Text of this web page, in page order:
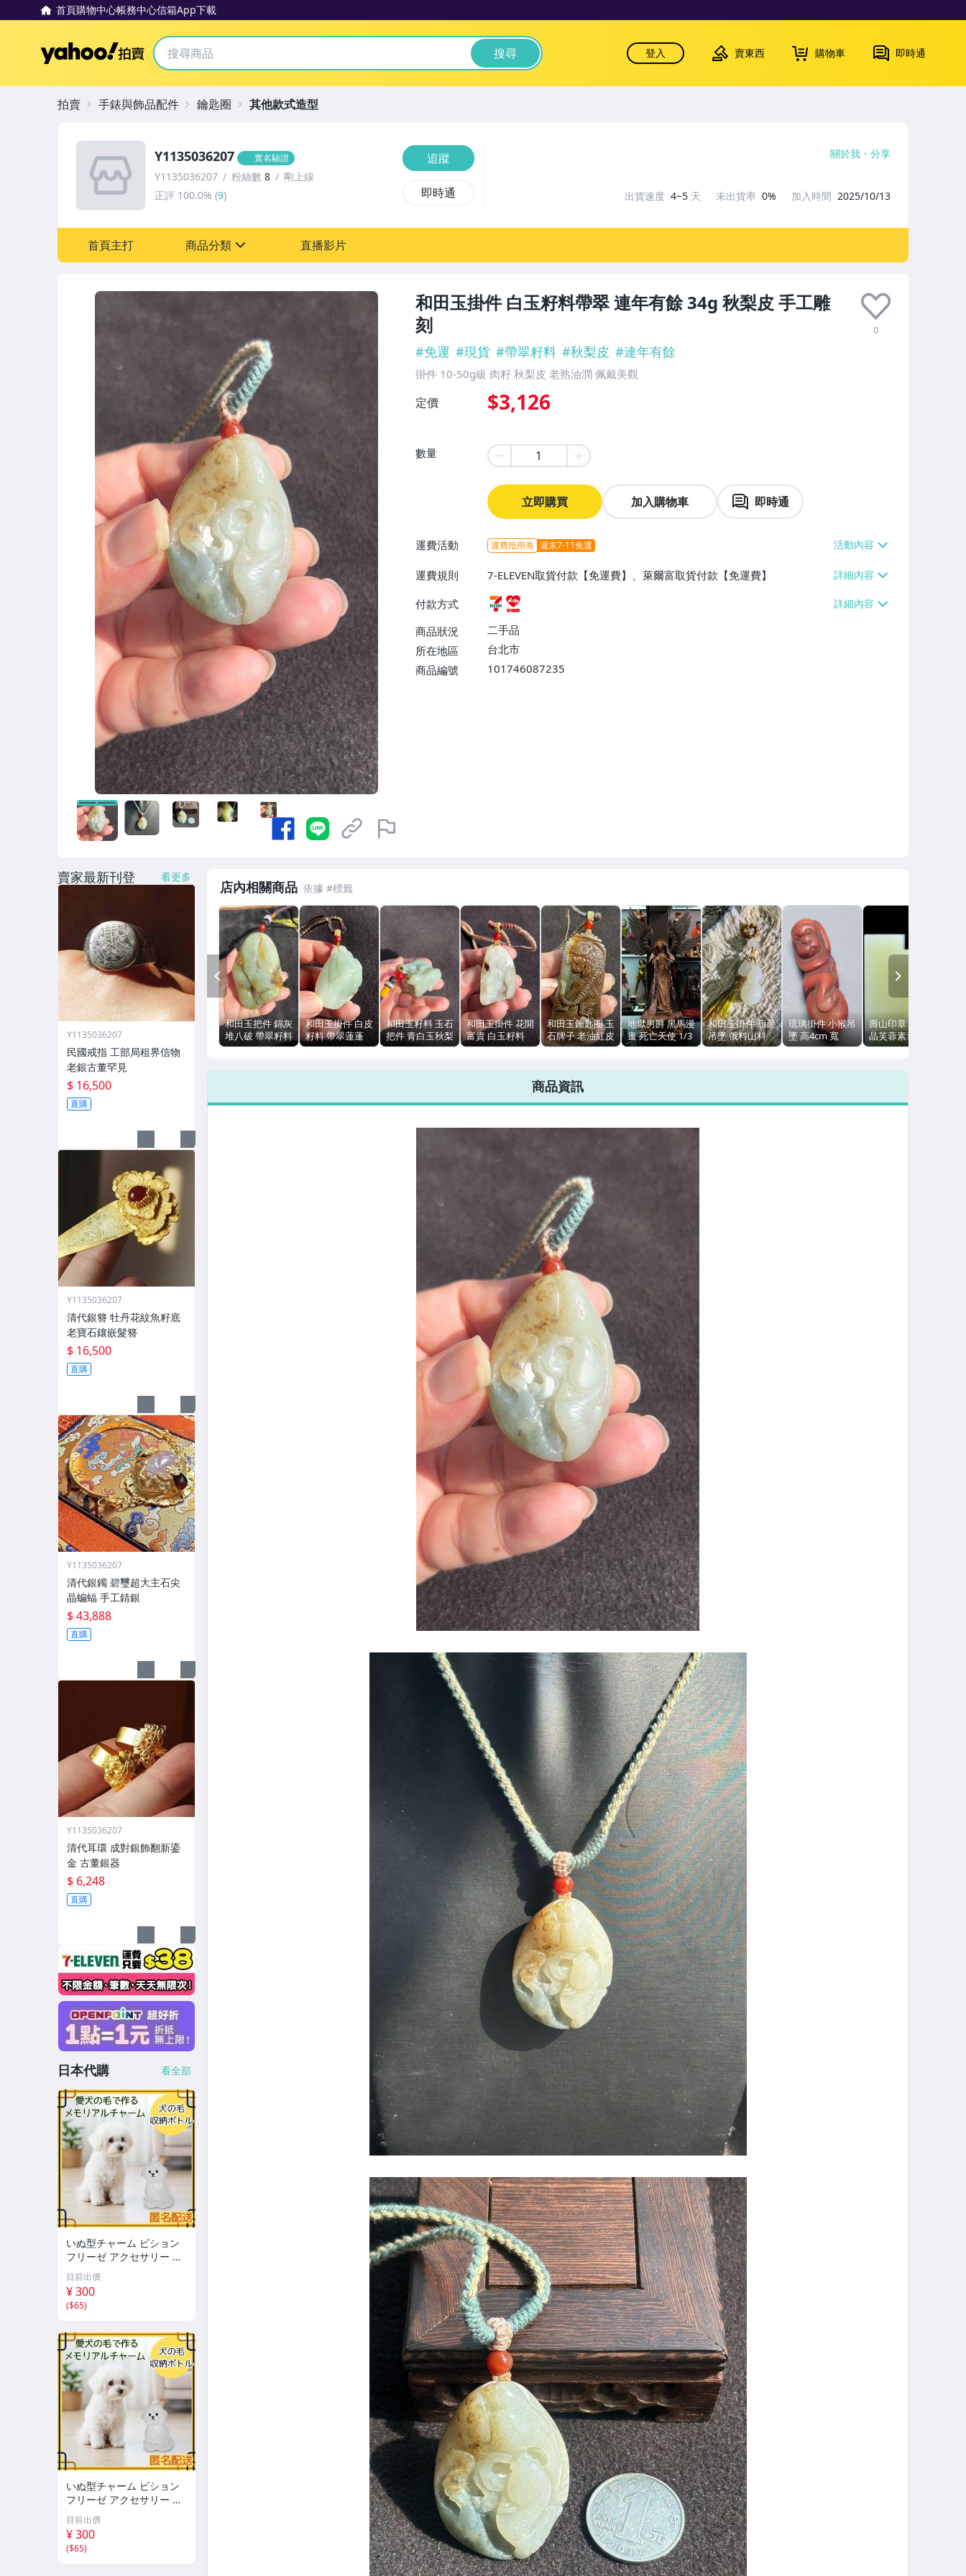
首頁購物中心帳務中心信箱App下載
Yahoo拍賣 搜尋 登入 賣東西 購物車 即時通
和田玉掛件 白玉籽料帶翠 連年有餘 34g 秋梨皮 手工雕
刻
0
#免運 #現貨 #帶翠籽料 #秋梨皮 #連年有餘
掛件 10-50g級 肉籽 秋梨皮 老熟油潤 佩戴美觀
定價 $3,126
數量
立即購買 加入購物車 即時通
運費活動 運費抵用券 週末7-11免運
運費規則
7-ELEVEN取貨付款【免運費】、萊爾富取貨付款【免運費】
付款方式
商品狀況
二手品
所在地區
台北市
商品編號
101746087235
Y1135036207 實名驗證
Y1135036207 粉絲數 8
剛上線
正評 100.0% (9)
追蹤
即時通
關於我 分享
出貨速度 4~5 天 未出貨率 0% 加入時間 2025/10/13
首頁主打 商品分類
古董、藝術與礦石
玩具、模型與公仔
偶像、球員卡與郵幣
女裝與服飾配件
男性精品與服飾
手錶與飾品配件
女包精品與女鞋
相機、攝影與周邊
運動、戶外與休閒
直播影片
拍賣 手錶與飾品配件 鑰匙圈 其他款式造型
店內相關商品
和田玉把件 錦灰
堆八破 帶翠籽料
300g 手工雕刻
和田玉掛件 白皮
籽料 帶翠蓮蓬
58g 青白玉 秋梨
和田玉籽料 玉石
把件 青白玉秋梨
皮 手工雕刻 洋
和田玉掛件 花開
富貴 白玉籽料
秋梨皮 老熟油膏
和田玉鑰匙圈 玉
石牌子 老油紅皮
籽料 虎虎生威
地獄男爵 黑馬漫
畫 死亡天使 1/3
全身像 藝術家系
和田玉掛件 葫蘆
吊墜 俄料山料
側掛 3.3g 配珠
琉璃掛件 小猴吊
墜 高4cm 寬
1.3cm 可吊掛 小
壽山印章 老礦結
晶芙蓉素章
15x15及
PREV
商品資訊
賣家最新刊登 看更多
Y1135036207
民國戒指 工部局租界信物
老銀古董罕見
$ 16,500
直購
Y1135036207
清代銀簪 牡丹花紋魚籽底
老寶石鑲嵌髮簪
$ 16,500
直購
Y1135036207
清代銀鐲 碧璽超大主石尖
晶蝙蝠 手工錆銀
$ 43,888
直購
Y1135036207
清代耳環 成對銀飾翻新鎏
金 古董銀器
$ 6,248
直購
日本代購 看全部
いぬ型チャーム ビション
フリーゼ アクセサリー キ
ーホルダー ペア 思い出
目前出價
¥ 300
($65)
いぬ型チャーム ビション
フリーゼ アクセサリー キ
ーホルダー ペア 思い出
目前出價
¥ 300
($65)